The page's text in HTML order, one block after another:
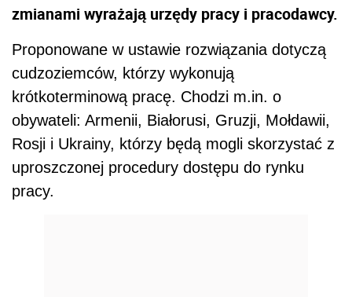
zmianami wyrażają urzędy pracy i pracodawcy.
Proponowane w ustawie rozwiązania dotyczą
cudzoziemców, którzy wykonują
krótkoterminową pracę. Chodzi m.in. o
obywateli: Armenii, Białorusi, Gruzji, Mołdawii,
Rosji i Ukrainy, którzy będą mogli skorzystać z
uproszczonej procedury dostępu do rynku
pracy.